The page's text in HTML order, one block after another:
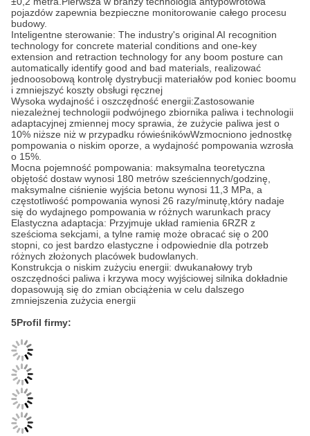
pojazdów zapewnia bezpieczne monitorowanie całego procesu
budowy.
Inteligentne sterowanie: The industry's original AI recognition
technology for concrete material conditions and one-key
extension and retraction technology for any boom posture can
automatically identify good and bad materials, realizować
jednoosobową kontrolę dystrybucji materiałów pod koniec boomu
i zmniejszyć koszty obsługi ręcznej
Wysoka wydajność i oszczędność energii:Zastosowanie
niezależnej technologii podwójnego zbiornika paliwa i technologii
adaptacyjnej zmiennej mocy sprawia, że zużycie paliwa jest o
10% niższe niż w przypadku rówieśnikówWzmocniono jednostkę
pompowania o niskim oporze, a wydajność pompowania wzrosła
o 15%.
Mocna pojemność pompowania: maksymalna teoretyczna
objętość dostaw wynosi 180 metrów sześciennych/godzinę,
maksymalne ciśnienie wyjścia betonu wynosi 11,3 MPa, a
częstotliwość pompowania wynosi 26 razy/minutę,który nadaje
się do wydajnego pompowania w różnych warunkach pracy
Elastyczna adaptacja: Przyjmuje układ ramienia 6RZR z
sześcioma sekcjami, a tylne ramię może obracać się o 200
stopni, co jest bardzo elastyczne i odpowiednie dla potrzeb
różnych złożonych placówek budowlanych.
Konstrukcja o niskim zużyciu energii: dwukanałowy tryb
oszczędności paliwa i krzywa mocy wyjściowej silnika dokładnie
dopasowują się do zmian obciążenia w celu dalszego
zmniejszenia zużycia energii
5Profil firmy: